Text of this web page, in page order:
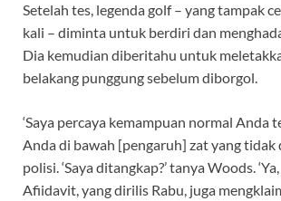
Setelah tes, legenda golf – yang tampak
kali – diminta untuk berdiri dan
Dia kemudian diberitahu untuk
belakang punggung sebelum diborgol.
‘Saya percaya kemampuan normal Anda
Anda di bawah [pengaruh] zat yang tidak
polisi. ‘Saya ditangkap?’ tanya Woods.
Afiidavit, yang dirilis Rabu, juga